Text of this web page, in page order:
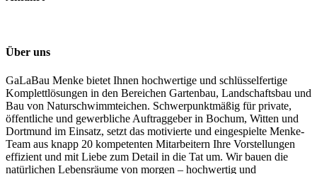
Über uns
GaLaBau Menke bietet Ihnen hochwertige und schlüsselfertige
Komplettlösungen in den Bereichen Gartenbau, Landschaftsbau und
Bau von Naturschwimmteichen. Schwerpunktmäßig für private,
öffentliche und gewerbliche Auftraggeber in Bochum, Witten und
Dortmund im Einsatz, setzt das motivierte und eingespielte Menke-
Team aus knapp 20 kompetenten Mitarbeitern Ihre Vorstellungen
effizient und mit Liebe zum Detail in die Tat um. Wir bauen die
natürlichen Lebensräume von morgen – hochwertig und